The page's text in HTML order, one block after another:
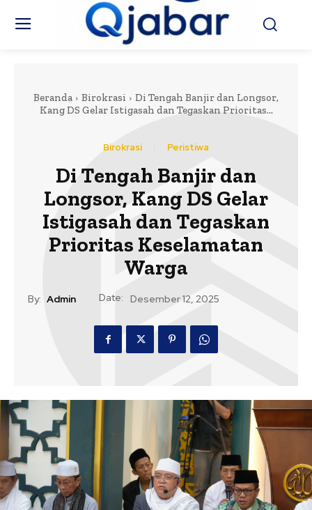
Beranda Birokrasi
Di Tengah Banjir dan Longsor,
Kang DS Gelar Istigasah dan Tegaskan Prioritas...
Birokrasi Peristiwa
Di Tengah Banjir dan
Longsor, Kang DS Gelar
Istigasah dan Tegaskan
Prioritas Keselamatan
Warga
By: Admin Date: Desember 12, 2025